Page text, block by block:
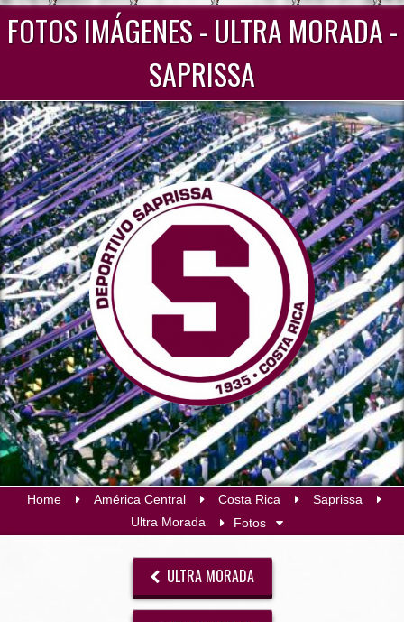
FOTOS IMÁGENES - ULTRA MORADA -
SAPRISSA
Home América Central Costa Rica
Saprissa
Ultra Morada
Fotos
ULTRA MORADA